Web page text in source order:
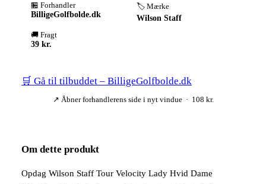
🏪 Forhandler
BilligeGolfbolde.dk
🏷️ Mærke
Wilson Staff
🚚 Fragt
39 kr.
🛒 Gå til tilbuddet – BilligeGolfbolde.dk
↗ Åbner forhandlerens side i nyt vindue · 108 kr.
Om dette produkt
Opdag Wilson Staff Tour Velocity Lady Hvid Dame